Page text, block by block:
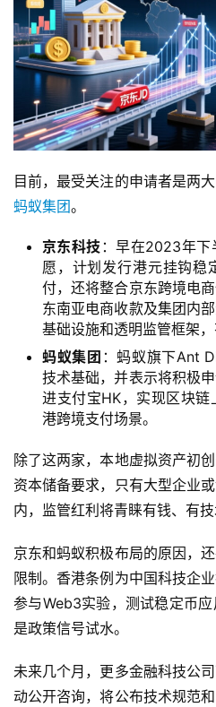
博
客
智
能
互
联
3
.
0
资
源
下
载
登录
目前，最受关注的申请者是两大
蚂蚁集团。
京东科技 ：早在2023年下
愿，计划发行港元挂钩稳
付，还将整合京东跨境电
东南亚电商收款及集团内
基础设施和透明监管框架，
蚂蚁集团 ：蚂蚁旗下Ant
技术基础，并表示将积极
进支付宝HK，实现区块
港跨境支付场景。
除了这两家，本地虚拟资产初
资本储备要求，只有大型企业
内，监管红利将青睐有钱、有
京东和蚂蚁积极布局的原因，
限制。香港条例为中国科技企
参与Web3实验，测试稳定币
是政策信号试水。
未来几个月，更多金融科技公
动公开咨询，将公布技术规范